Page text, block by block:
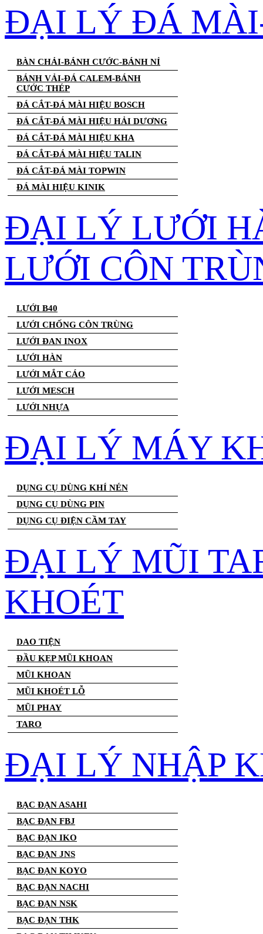
ĐẠI LÝ ĐÁ
BÀN CHẢI-BÁNH CƯỚC-BÁNH NỈ
BÁNH VẢI-ĐÁ CALEM-BÁNH
CƯỚC THÉP
ĐÁ CẮT-ĐÁ MÀI HIỆU BOSCH
ĐÁ CẮT-ĐÁ MÀI HIỆU HẢI DƯƠNG
ĐÁ CẮT-ĐÁ MÀI HIỆU KHA
ĐÁ CẮT-ĐÁ MÀI HIỆU TALIN
ĐÁ CẮT-ĐÁ MÀI TOPWIN
ĐÁ MÀI HIỆU KINIK
ĐẠI LÝ LƯỚI
LƯỚI CÔN
LƯỚI B40
LƯỚI CHỐNG CÔN TRÙNG
LƯỚI ĐAN INOX
LƯỚI HÀN
LƯỚI MẮT CÁO
LƯỚI MESCH
LƯỚI NHỰA
ĐẠI LÝ MÁY
DỤNG CỤ DÙNG KHÍ NÉN
DỤNG CỤ DÙNG PIN
DỤNG CỤ ĐIỆN CẦM TAY
ĐẠI LÝ MŨI
KHOÉT
DAO TIỆN
ĐẦU KẸP MŨI KHOAN
MŨI KHOAN
MŨI KHOÉT LỖ
MŨI PHAY
TARO
ĐẠI LÝ NHẬP
BẠC ĐẠN ASAHI
BẠC ĐẠN FBJ
BẠC ĐẠN IKO
BẠC ĐẠN JNS
BẠC ĐẠN KOYO
BẠC ĐẠN NACHI
BẠC ĐẠN NSK
BẠC ĐẠN THK